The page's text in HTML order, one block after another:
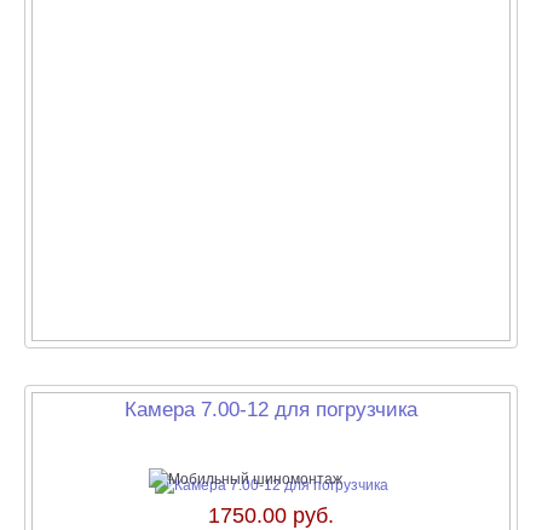
Камера 7.00-12 для погрузчика
1750.00 руб.